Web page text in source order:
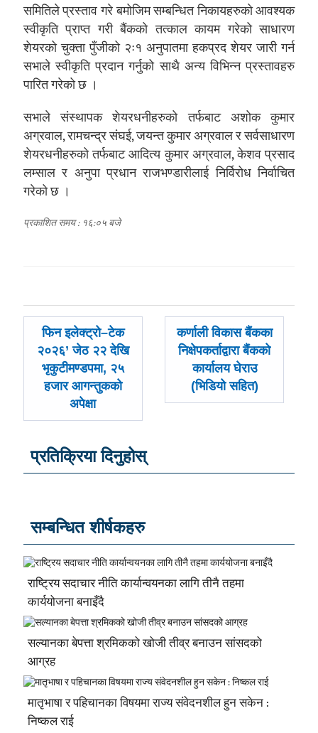
समितिले प्रस्ताव गरे बमोजिम सम्बन्धित निकायहरुको आवश्यक
स्वीकृति प्राप्त गरी बैंकको तत्काल कायम गरेको साधारण
शेयरको चुक्ता पुँजीको २ः१ अनुपातमा हकप्रद शेयर जारी गर्न
सभाले स्वीकृति प्रदान गर्नुको साथै अन्य विभिन्न प्रस्तावहरु
पारित गरेको छ ।
सभाले संस्थापक शेयरधनीहरुको तर्फबाट अशोक कुमार
अग्रवाल, रामचन्द्र संघई, जयन्त कुमार अग्रवाल र सर्वसाधारण
शेयरधनीहरुको तर्फबाट आदित्य कुमार अग्रवाल, केशव प्रसाद
लम्साल र अनुपा प्रधान राजभण्डारीलाई निर्विरोध निर्वाचित
गरेको छ ।
प्रकाशित समय : १६:०५ बजे
पछिल्लाे
-
फिन इलेक्ट्रो–टेक
२०२६’ जेठ २२ देखि
भृकुटीमण्डपमा, २५
हजार आगन्तुकको
अपेक्षा
अघिल्लाे
-
कर्णाली विकास बैंकका
निक्षेपकर्ताद्वारा बैंकको
कार्यालय घेराउ
(भिडियो सहित)
प्रतिक्रिया दिनुहोस्
सम्बन्धित शीर्षकहरु
राष्ट्रिय सदाचार नीति कार्यान्वयनका लागि तीनै तहमा
कार्ययोजना बनाइँदै
सल्यानका बेपत्ता श्रमिकको खोजी तीव्र बनाउन सांसदको
आग्रह
मातृभाषा र पहिचानका विषयमा राज्य संवेदनशील हुन सकेन :
निष्कल राई